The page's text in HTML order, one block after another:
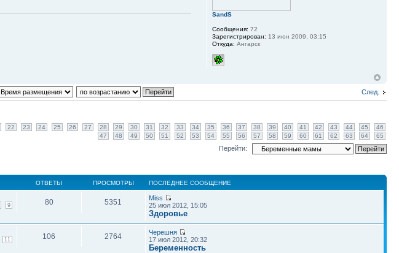
SandS
Сообщения: 72
Зарегистрирован: 13 июн 2009, 03:15
Откуда: Ангарск
След.
22 23 24 25 26 27 28 29 30 31 32 33 34 35 36 37 38 39 40 41 42 43 44 45
46
47
48 49 50 51 52 53 54 55 56 57 58 59 60 61 62 63 64 65
Перейти:
ОТВЕТЫ ПРОСМОТРЫ ПОСЛЕДНЕЕ СООБЩЕНИЕ
9 80 5351
Miss
25 июл 2012, 15:05
Здоровье
11 106 2764
Черешня
17 июл 2012, 20:32
Беременность